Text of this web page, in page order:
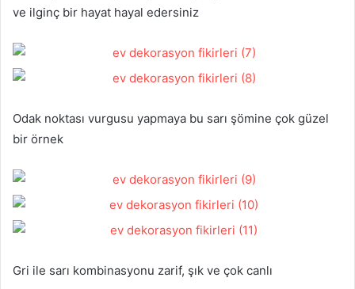
ve ilginç bir hayat hayal edersiniz
Odak noktası vurgusu yapmaya bu sarı şömine çok güzel
bir örnek
Gri ile sarı kombinasyonu zarif, şık ve çok canlı